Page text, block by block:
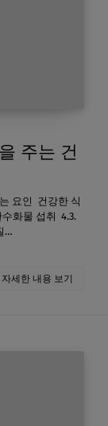
주는 건
요인 건강한 식
수화물 섭취 4.3.
…
자세한 내용 보기